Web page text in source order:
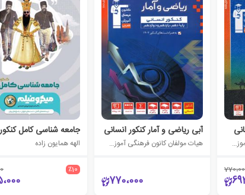
هیات مولفان کانون فرهنگی آموزش (قلم چی)
آبی ریاضی و آمار کنکور انسانی
هیات مولفان کانون فرهنگی آموزش (قلم چی)
770،000
جامعه شناسی کامل
الهه همایون زاده
٪10